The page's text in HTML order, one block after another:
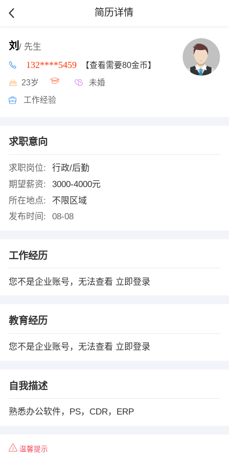
简历详情
刘 / 先生
132****5459 【查看需要80金币】
23岁 未婚
工作经验
求职意向
求职岗位:
行政/后勤
期望薪资:
3000-4000元
所在地点:
不限区域
发布时间:
08-08
工作经历
您不是企业账号，无法查看 立即登录
教育经历
您不是企业账号，无法查看 立即登录
自我描述
熟悉办公软件，PS，CDR，ERP
温馨提示